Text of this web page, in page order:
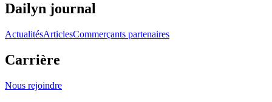
Dailyn journal
ActualitésArticlesCommerçants partenaires
Carrière
Nous rejoindre